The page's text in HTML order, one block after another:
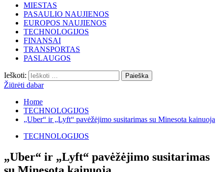
MIESTAS
PASAULIO NAUJIENOS
EUROPOS NAUJIENOS
TECHNOLOGIJOS
FINANSAI
TRANSPORTAS
PASLAUGOS
Ieškoti:
Žiūrėti dabar
Home
TECHNOLOGIJOS
„Uber“ ir „Lyft“ pavėžėjimo susitarimas su Minesota kainuoja
TECHNOLOGIJOS
„Uber“ ir „Lyft“ pavėžėjimo susitarimas